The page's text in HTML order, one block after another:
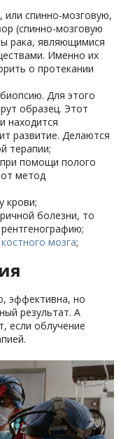
спинно-мозговую,
(спинно-мозговую
рака, являющимися
Именно их
о протекании
Для этого
образец. Этот
находится
развитие. Делаются
терапии;
помощи полого
метод
крови;
болезни, то
костного мозга;
эффективна, но
результат. А
если облучение